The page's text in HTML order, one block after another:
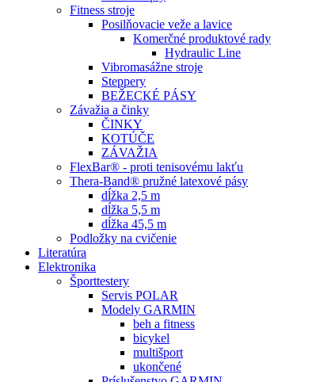
Fitness stroje
Posilňovacie veže a lavice
Komerčné produktové rady
Hydraulic Line
Vibromasážne stroje
Steppery
BEŽECKÉ PÁSY
Závažia a činky
ČINKY
KOTÚČE
ZÁVAŽIA
FlexBar® - proti tenisovému lakťu
Thera-Band® pružné latexové pásy
dĺžka 2,5 m
dĺžka 5,5 m
dĺžka 45,5 m
Podložky na cvičenie
Literatúra
Elektronika
Športtestery
Servis POLAR
Modely GARMIN
beh a fitness
bicykel
multišport
ukončené